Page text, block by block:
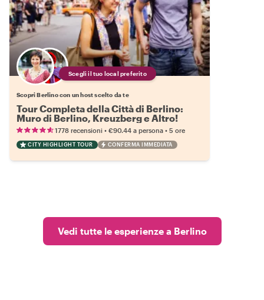
Scegli il tuo local preferito
Scopri Berlino con un host scelto da te
Tour Completa della Città di Berlino:
Muro di Berlino, Kreuzberg e Altro!
1778 recensioni • €90.44 a persona • 5 ore
CITY HIGHLIGHT TOUR CONFERMA IMMEDIATA
Vedi tutte le esperienze a Berlino